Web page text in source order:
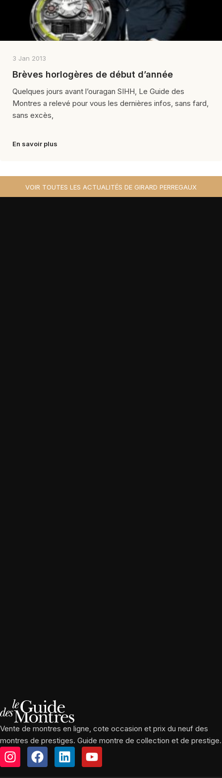
3 Jan 2013
Brèves horlogères de début d’année
Quelques jours avant l’ouragan SIHH, Le Guide des
Montres a relevé pour vous les dernières infos, sans fard,
sans excès,
En savoir plus
VOIR TOUTES LES ACTUALITÉS DE GIRARD PERREGAUX
Vente de montres en ligne, cote occasion et prix du neuf des
montres de prestiges. Guide montre de collection et de prestige.